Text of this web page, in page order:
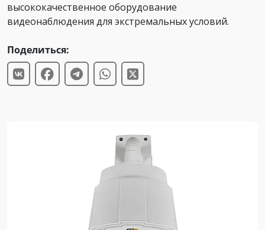
Поделиться:
высококачественное оборудование
видеонаблюдения для экстремальных условий.